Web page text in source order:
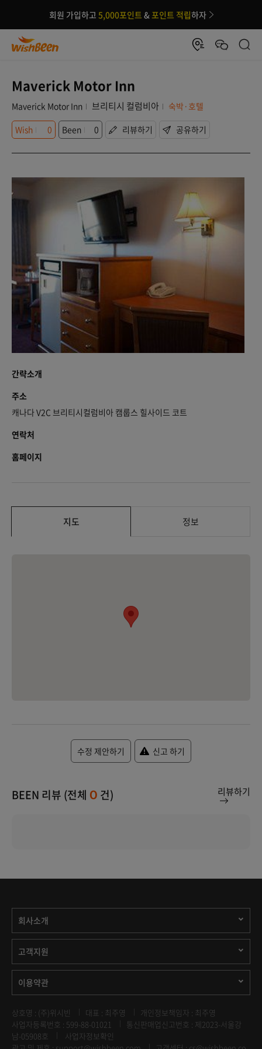
회원 가입하고 5,000포인트 &포인트 적립하자
Maverick Motor Inn
Maverick Motor Inn 브리티시 컬럼비아
숙박·호텔
Wish
0 Been 0 리뷰하기 공유하기
간략소개
주소
캐나다 V2C 브리티시컬럼비아 캠룹스 힐사이드 코트
연락처
홈페이지
지도 정보
수정 제안하기 신고 하기
BEEN 리뷰 (전체 0 건) 리뷰하기
회사소개
고객지원
이용약관
상호명 : (주)위시빈 대표 : 최주영
개인정보책임자 : 최주영
사업자등록번호 : 599-88-01021
통신판매업신고번호 : 제2023-서울강
남-05908호
사업자정보확인